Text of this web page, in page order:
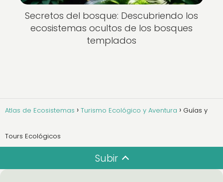
Secretos del bosque: Descubriendo los
ecosistemas ocultos de los bosques
templados
Atlas de Ecosistemas Turismo Ecológico y Aventura Guías y
Tours Ecológicos
Subir